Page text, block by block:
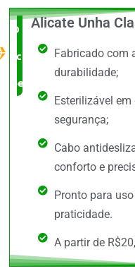
O Melhor
custo x
benefício
Alicate Unha
Fabricado com
durabilidade;
Esterilizável
segurança;
Cabo
conforto e
Pronto para
praticidade.
A partir de